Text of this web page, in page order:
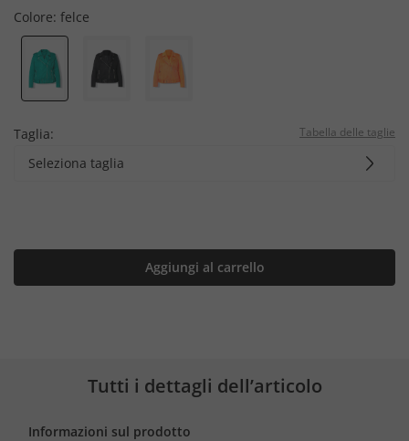
Colore: felce
Taglia: Tabella delle taglie
Seleziona taglia
Aggiungi al carrello
Tutti i dettagli dell’articolo
Informazioni sul prodotto